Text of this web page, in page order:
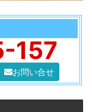
157
お問い合せ